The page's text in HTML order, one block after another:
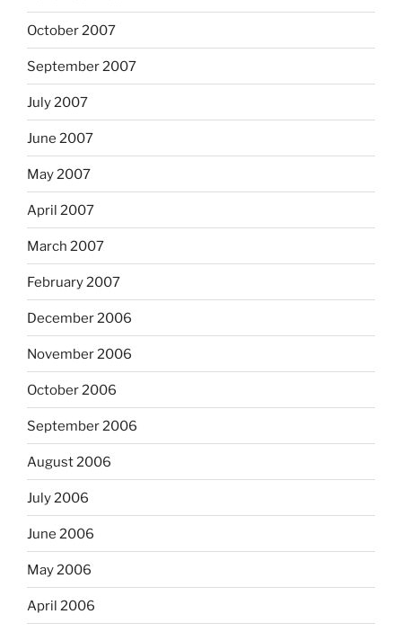
October 2007
September 2007
July 2007
June 2007
May 2007
April 2007
March 2007
February 2007
December 2006
November 2006
October 2006
September 2006
August 2006
July 2006
June 2006
May 2006
April 2006